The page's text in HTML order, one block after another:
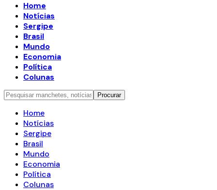
Home
Notícias
Sergipe
Brasil
Mundo
Economia
Política
Colunas
Home
Notícias
Sergipe
Brasil
Mundo
Economia
Política
Colunas